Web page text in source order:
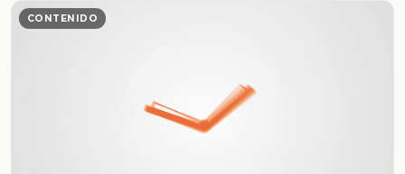
CONTENIDO